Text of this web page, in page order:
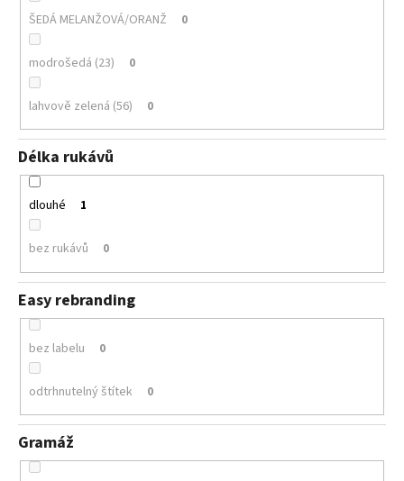
ŠEDÁ MELANŽOVÁ/ORANŽ 0
modrošedá (23) 0
lahvově zelená (56) 0
Délka rukávů
dlouhé 1
bez rukávů 0
Easy rebranding
bez labelu 0
odtrhnutelný štítek 0
Gramáž